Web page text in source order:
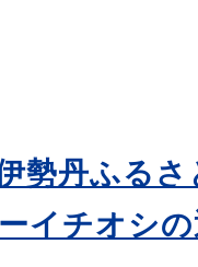
伊勢丹ふる
イチオシの